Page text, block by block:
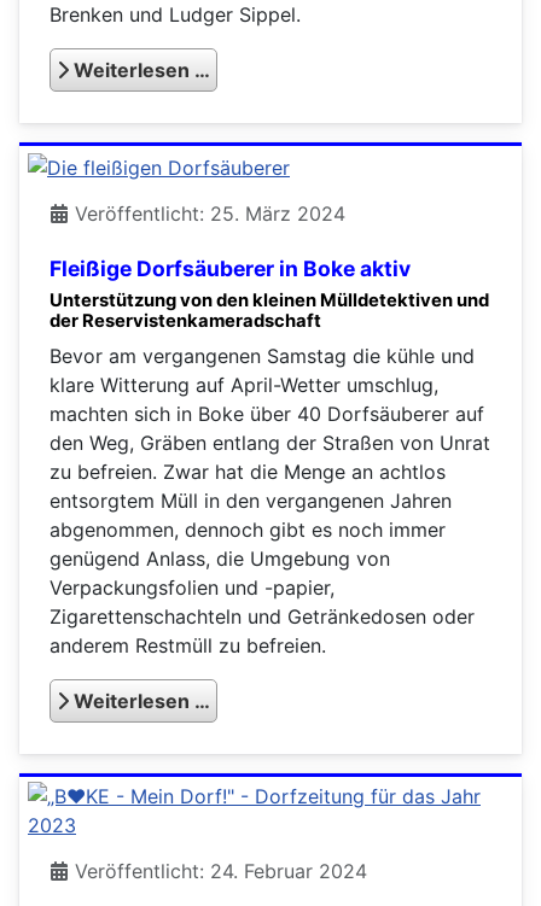
Brenken und Ludger Sippel.
Weiterlesen …
Fleißige Dorfsäuberer in Boke aktiv
Veröffentlicht: 25. März 2024
Unterstützung von den kleinen Mülldetektiven und
der Reservistenkameradschaft
Bevor am vergangenen Samstag die kühle und
klare Witterung auf April-Wetter umschlug,
machten sich in Boke über 40 Dorfsäuberer auf
den Weg, Gräben entlang der Straßen von Unrat
zu befreien. Zwar hat die Menge an achtlos
entsorgtem Müll in den vergangenen Jahren
abgenommen, dennoch gibt es noch immer
genügend Anlass, die Umgebung von
Verpackungsfolien und -papier,
Zigarettenschachteln und Getränkedosen oder
anderem Restmüll zu befreien.
Weiterlesen …
Veröffentlicht: 24. Februar 2024